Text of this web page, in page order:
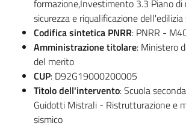
formazione,Investimento 3.3 Piano di
sicurezza e riqualificazione
Codifica sintetica PNRR: PNRR -
Amministrazione titolare: Ministero
del merito
CUP: D92G19000200005
Titolo dell'intervento: Scuola
Guidotti Mistrali - Ristrutturazione e
sismico